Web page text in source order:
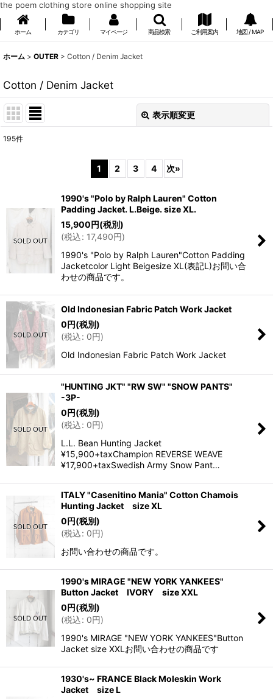
the poem clothing store online shopping site
ホーム カテゴリ マイページ 商品検索 ご利用案内 地図 / MAP
ホーム > OUTER > Cotton / Denim Jacket
Cotton / Denim Jacket
表示順変更
絞り込む
195件
1 2 3 4 次»
1990's "Polo by Ralph Lauren" Cotton
Padding Jacket. L.Beige. size XL.
15,900円(税別)
(税込: 17,490円)
1990's "Polo by Ralph Lauren"Cotton Padding
Jacketcolor Light Beigesize XL(表記L)お問い合
わせの商品です。
Old Indonesian Fabric Patch Work Jacket
0円(税別)
(税込: 0円)
Old Indonesian Fabric Patch Work Jacket
"HUNTING JKT" "RW SW" "SNOW PANTS"
-3P-
0円(税別)
(税込: 0円)
L.L. Bean Hunting Jacket
¥15,900+taxChampion REVERSE WEAVE
¥17,900+taxSwedish Army Snow Pant…
ITALY "Casenitino Mania" Cotton Chamois
Hunting Jacket size XL
0円(税別)
(税込: 0円)
お問い合わせの商品です。
1990's MIRAGE "NEW YORK YANKEES"
Button Jacket IVORY size XXL
0円(税別)
(税込: 0円)
1990's MIRAGE "NEW YORK YANKEES"Button
Jacket size XXLお問い合わせの商品です
1930's~ FRANCE Black Moleskin Work
Jacket size L